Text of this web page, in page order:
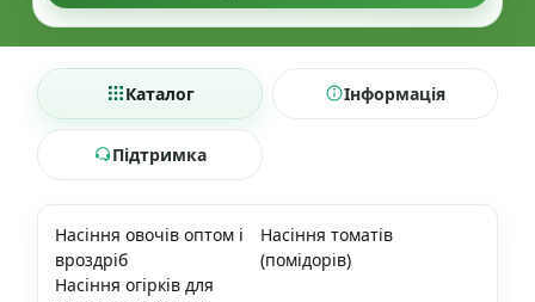
Каталог Інформація
Підтримка
Насіння овочів оптом і
вроздріб
Насіння томатів
(помідорів)
Насіння огірків для